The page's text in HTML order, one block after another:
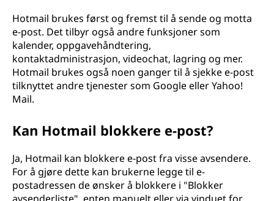
Hotmail brukes først og fremst til å sende og motta
e-post. Det tilbyr også andre funksjoner som
kalender, oppgavehåndtering,
kontaktadministrasjon, videochat, lagring og mer.
Hotmail brukes også noen ganger til å sjekke e-post
tilknyttet andre tjenester som Google eller Yahoo!
Mail.
Kan Hotmail blokkere e-post?
Ja, Hotmail kan blokkere e-post fra visse avsendere.
For å gjøre dette kan brukerne legge til e-
postadressen de ønsker å blokkere i "Blokker